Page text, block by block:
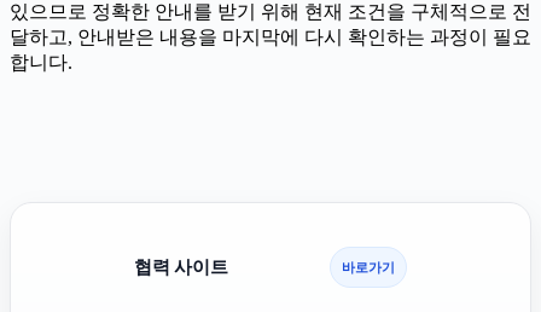
있으므로 정확한 안내를 받기 위해 현재 조건을 구체적으로 전
달하고, 안내받은 내용을 마지막에 다시 확인하는 과정이 필요
합니다.
협력 사이트 바로가기